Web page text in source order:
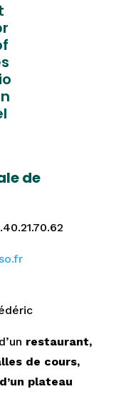
de
restaurant,
de cours,
plateau